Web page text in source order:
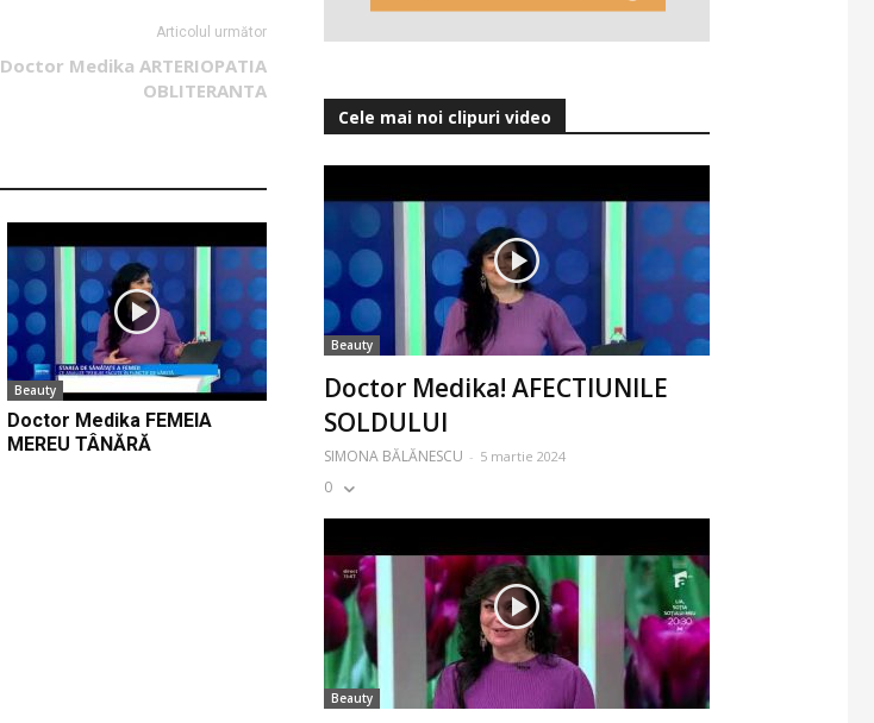
Articolul următor
Doctor Medika ARTERIOPATIA
OBLITERANTA
Beauty
Doctor Medika FEMEIA
MEREU TÂNĂRĂ
Cele mai noi clipuri video
Beauty
Doctor Medika! AFECTIUNILE
SOLDULUI
SIMONA BĂLĂNESCU - 5 martie 2024
0
Beauty